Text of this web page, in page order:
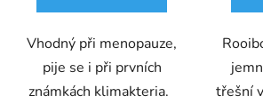
Vhodný při menopauze,
pije se i při prvních
známkách klimakteria.
třešní